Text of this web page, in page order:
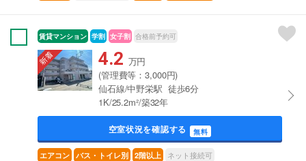
賃貸マンション 学割 女子割 合格前予約可
4.2 万円
(管理費等：3,000円)
仙石線/中野栄駅 徒歩6分
1K/25.2m²/築32年
空室状況を確認する 無料
エアコン バス・トイレ別 2階以上 ネット接続可